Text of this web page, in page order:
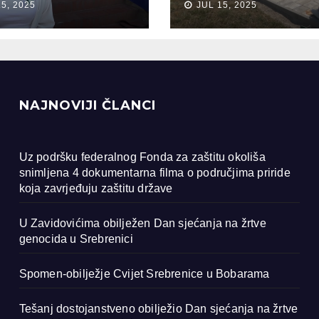
u
2025 JUL 15, 2025
NAJNOVIJI ČLANCI
Uz podršku federalnog Fonda za zaštitu okoliša
snimljena 4 dokumentarna filma o područjima priride
koja zavrjeđuju zaštitu države
U Zavidovićima obilježen Dan sjećanja na žrtve
genocida u Srebrenici
Spomen-obilježje Cvijet Srebrenice u Bobarama
Tešanj dostojanstveno obilježio Dan sjećanja na žrtve